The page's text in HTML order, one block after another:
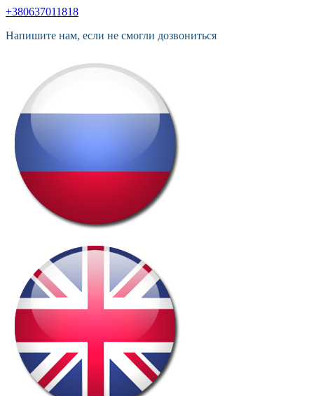
+380637011818
Напишите нам, если не смогли дозвониться